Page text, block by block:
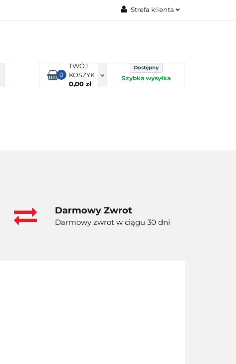
Strefa klienta
Dodaj zgłoszenie
0
TWÓJ
KOSZYK
0,00 zł
Dostępny
Szybka wysyłka
Darmowy Zwrot
Darmowy zwrot w ciągu 30 dni